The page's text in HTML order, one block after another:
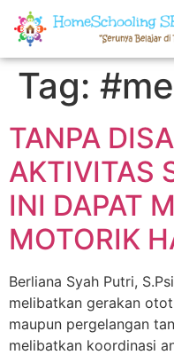
Tag:
TANPA
AKTIVITAS
INI DAPAT
MOTORIK
Berliana Syah Putri,
melibatkan gerakan
maupun pergelangan
melibatkan koordinasi